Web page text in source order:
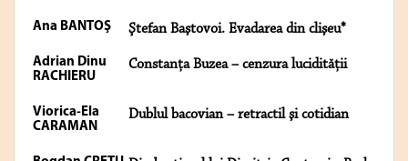
Ana BANTOŞ Ştefan Baştovoi. Evadarea din clişeu*
Adrian Dinu
RACHIERU
Constanţa Buzea – cenzura lucidităţii
Viorica-Ela
CARAMAN
Dublul bacovian – retractil şi cotidian